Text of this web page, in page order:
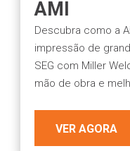
AMI
Descubra como a
impressão de
SEG com Miller
mão de obra e
VER AGORA